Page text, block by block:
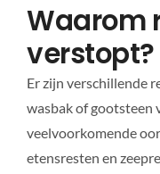
Waarom
verstopt?
Er zijn verschillende
wasbak of gootsteen
veelvoorkomende
etensresten en